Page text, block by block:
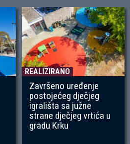
REALIZIRANO
Završeno uređenje
postojećeg dječjeg
igrališta sa južne
strane dječjeg vrtića u
gradu Krku